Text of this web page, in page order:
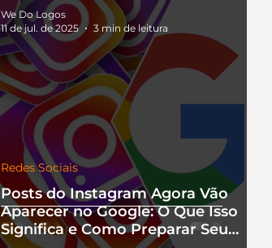
Posts do Instagram Agora Vão
Aparecer no Google: O Que Isso
Significa e Como Preparar Seu
Redes Sociais
We Do Logos
11 de jul. de 2025
3 min de leitura